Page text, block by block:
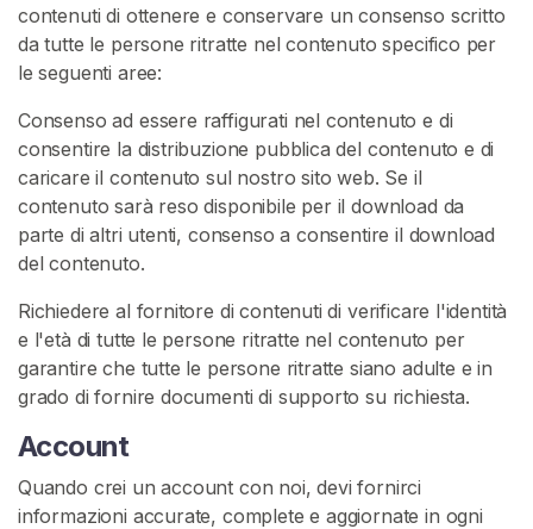
contenuti di ottenere e conservare un consenso scritto
da tutte le persone ritratte nel contenuto specifico per
le seguenti aree:
Consenso ad essere raffigurati nel contenuto e di
consentire la distribuzione pubblica del contenuto e di
caricare il contenuto sul nostro sito web. Se il
contenuto sarà reso disponibile per il download da
parte di altri utenti, consenso a consentire il download
del contenuto.
Richiedere al fornitore di contenuti di verificare l'identità
e l'età di tutte le persone ritratte nel contenuto per
garantire che tutte le persone ritratte siano adulte e in
grado di fornire documenti di supporto su richiesta.
Account
Quando crei un account con noi, devi fornirci
informazioni accurate, complete e aggiornate in ogni